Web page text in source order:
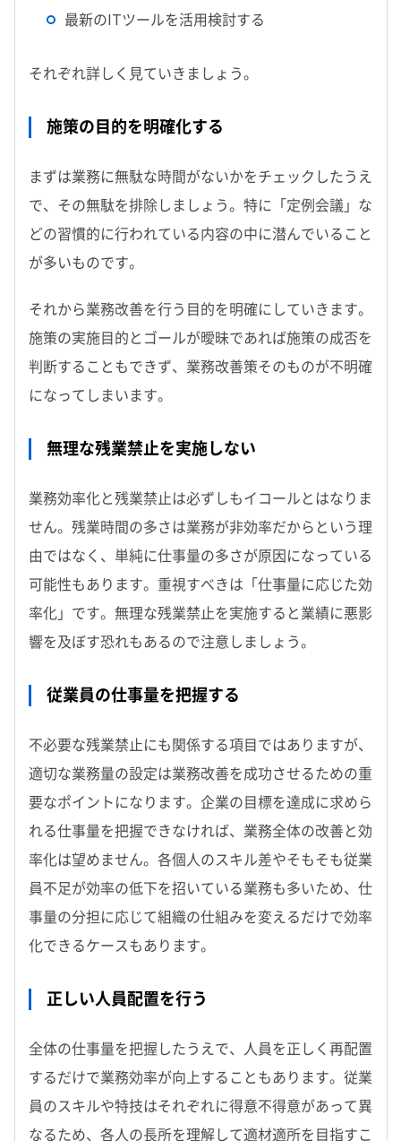
最新のITツールを活用検討する
それぞれ詳しく見ていきましょう。
施策の目的を明確化する
まずは業務に無駄な時間がないかをチェックしたうえ
で、その無駄を排除しましょう。特に「定例会議」な
どの習慣的に行われている内容の中に潜んでいること
が多いものです。
それから業務改善を行う目的を明確にしていきます。
施策の実施目的とゴールが曖昧であれば施策の成否を
判断することもできず、業務改善策そのものが不明確
になってしまいます。
無理な残業禁止を実施しない
業務効率化と残業禁止は必ずしもイコールとはなりま
せん。残業時間の多さは業務が非効率だからという理
由ではなく、単純に仕事量の多さが原因になっている
可能性もあります。重視すべきは「仕事量に応じた効
率化」です。無理な残業禁止を実施すると業績に悪影
響を及ぼす恐れもあるので注意しましょう。
従業員の仕事量を把握する
不必要な残業禁止にも関係する項目ではありますが、
適切な業務量の設定は業務改善を成功させるための重
要なポイントになります。企業の目標を達成に求めら
れる仕事量を把握できなければ、業務全体の改善と効
率化は望めません。各個人のスキル差やそもそも従業
員不足が効率の低下を招いている業務も多いため、仕
事量の分担に応じて組織の仕組みを変えるだけで効率
化できるケースもあります。
正しい人員配置を行う
全体の仕事量を把握したうえで、人員を正しく再配置
するだけで業務効率が向上することもあります。従業
員のスキルや特技はそれぞれに得意不得意があって異
なるため、各人の長所を理解して適材適所を目指すこ